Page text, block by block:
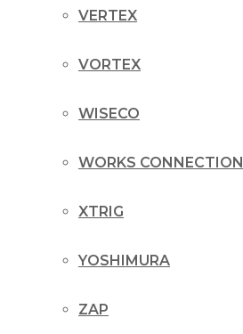
VERTEX
VORTEX
WISECO
WORKS CONNECTION
XTRIG
YOSHIMURA
ZAP